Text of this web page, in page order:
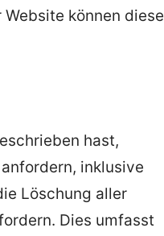
können diese
hast,
inklusive
Löschung aller
Dies umfasst